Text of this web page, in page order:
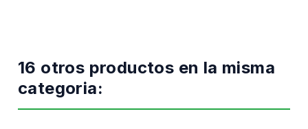
16 otros productos en la misma
categoria: